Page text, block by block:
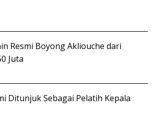
Resmi Boyong Akliouche dari
Juta
Ditunjuk Sebagai Pelatih Kepala